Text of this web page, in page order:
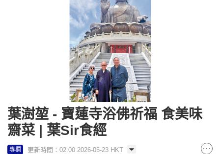
葉澍堃 - 寶蓮寺浴佛祈福 食美味
齋菜 | 葉Sir食經
專欄 更新時間：02:00 2026-05-23 HKT